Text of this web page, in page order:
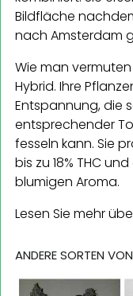
Bildfläche
nach Amsterdam
Wie man
Hybrid. Ihre
Entspannung, die
entsprechender
fesseln kann. Sie
bis zu 18% THC
blumigen Aroma.
Lesen Sie mehr
ANDERE SORTEN